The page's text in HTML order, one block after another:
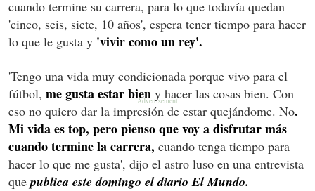
cuando termine su carrera, para lo que todavía quedan
'cinco, seis, siete, 10 años', espera tener tiempo para hacer
lo que le gusta y 'vivir como un rey'.
'Tengo una vida muy condicionada porque vivo para el
fútbol, me gusta estar bien y hacer las cosas bien. Con
eso no quiero dar la impresión de estar quejándome. No.
Mi vida es top, pero pienso que voy a disfrutar más
cuando termine la carrera, cuando tenga tiempo para
hacer lo que me gusta', dijo el astro luso en una entrevista
que publica este domingo el diario El Mundo.